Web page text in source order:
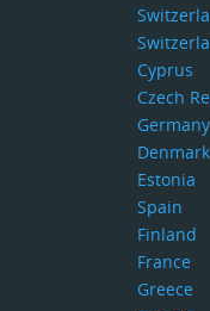
Cyprus
Czech
Germany
Denmark
Estonia
Spain
Finland
France
Greece